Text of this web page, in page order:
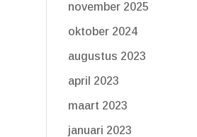
november 2025
oktober 2024
augustus 2023
april 2023
maart 2023
januari 2023